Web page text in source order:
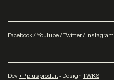
Facebook/Youtube/Twitter/ Instagram
Dev+P plusproduit- Design TWKS